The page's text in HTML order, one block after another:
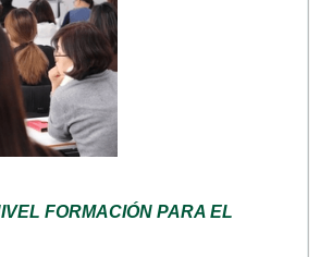
FORMACIÓN PARA EL